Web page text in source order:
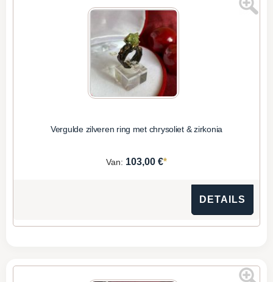
Vergulde zilveren ring met chrysoliet & zirkonia
Van: 103,00 €*
DETAILS